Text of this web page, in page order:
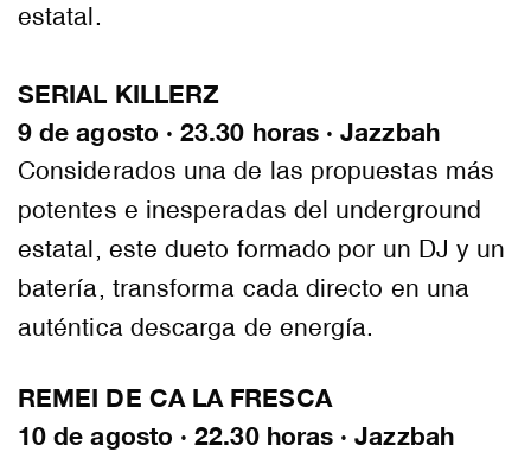
estatal.
SERIAL KILLERZ
9 de agosto · 23.30 horas · Jazzbah
Considerados una de las propuestas más
potentes e inesperadas del underground
estatal, este dueto formado por un DJ y un
batería, transforma cada directo en una
auténtica descarga de energía.
REMEI DE CA LA FRESCA
10 de agosto · 22.30 horas · Jazzbah